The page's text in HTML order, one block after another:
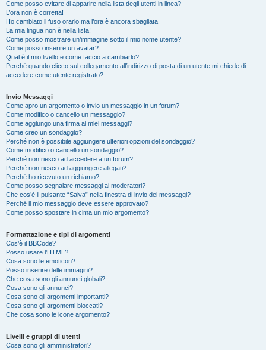
Come posso evitare di apparire nella lista degli utenti in linea?
L’ora non è corretta!
Ho cambiato il fuso orario ma l’ora è ancora sbagliata
La mia lingua non è nella lista!
Come posso mostrare un’immagine sotto il mio nome utente?
Come posso inserire un avatar?
Qual è il mio livello e come faccio a cambiarlo?
Perché quando clicco sul collegamento all’indirizzo di posta di un utente mi chiede di
accedere come utente registrato?
Invio Messaggi
Come apro un argomento o invio un messaggio in un forum?
Come modifico o cancello un messaggio?
Come aggiungo una firma ai miei messaggi?
Come creo un sondaggio?
Perché non è possibile aggiungere ulteriori opzioni del sondaggio?
Come modifico o cancello un sondaggio?
Perché non riesco ad accedere a un forum?
Perché non riesco ad aggiungere allegati?
Perché ho ricevuto un richiamo?
Come posso segnalare messaggi ai moderatori?
Che cos’è il pulsante “Salva” nella finestra di invio dei messaggi?
Perché il mio messaggio deve essere approvato?
Come posso spostare in cima un mio argomento?
Formattazione e tipi di argomenti
Cos’è il BBCode?
Posso usare l’HTML?
Cosa sono le emoticon?
Posso inserire delle immagini?
Che cosa sono gli annunci globali?
Cosa sono gli annunci?
Cosa sono gli argomenti importanti?
Cosa sono gli argomenti bloccati?
Che cosa sono le icone argomento?
Livelli e gruppi di utenti
Cosa sono gli amministratori?